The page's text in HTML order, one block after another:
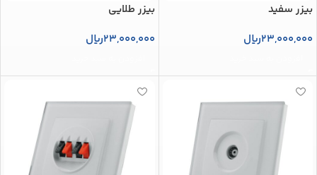
بیزر سفید
23,000,000ریال
بیزر طلایی
23,000,000ریال